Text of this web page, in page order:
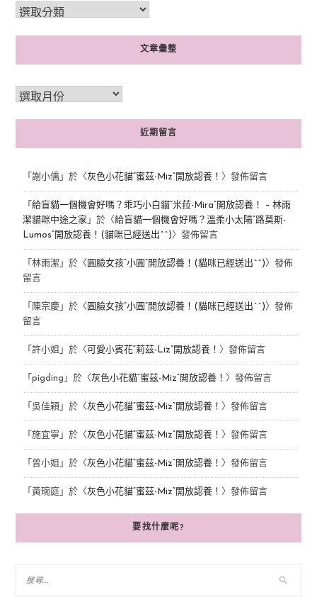
文章彙整
近期留言
「 謝小儒」於〈灰色小花貓“蜜茲-Miz”開放認養！ 〉發佈留言
「 給盲貓一個機會好嗎？乖巧小白貓“米菈-Mira”開放認養！ – 林雨
潔貓咪中途之家 」於〈給盲貓一個機會好嗎？溫柔小太陽“路莫斯-
Lumos”開放認養！(貓咪已經送出^^)〉發佈留言
「 林雨潔 」於〈 圓臉女孩“小圓”開放認養！(貓咪已經送出^^)〉發佈
留言
「 陳宗慶」於〈 圓臉女孩“小圓”開放認養！(貓咪已經送出^^)〉發佈
留言
「 許小姐 」於〈 可愛小賓花“莉茲-Liz”開放認養！ 〉發佈留言
「 pigding 」於〈灰色小花貓“蜜茲-Miz”開放認養！ 〉發佈留言
「 吳佳穎 」於〈灰色小花貓“蜜茲-Miz”開放認養！ 〉發佈留言
「 施宜寧 」於〈灰色小花貓“蜜茲-Miz”開放認養！ 〉發佈留言
「 曾小姐 」於〈灰色小花貓“蜜茲-Miz”開放認養！ 〉發佈留言
「 黃琬庭」於〈灰色小花貓“蜜茲-Miz”開放認養！ 〉發佈留言
要找什麼呢?